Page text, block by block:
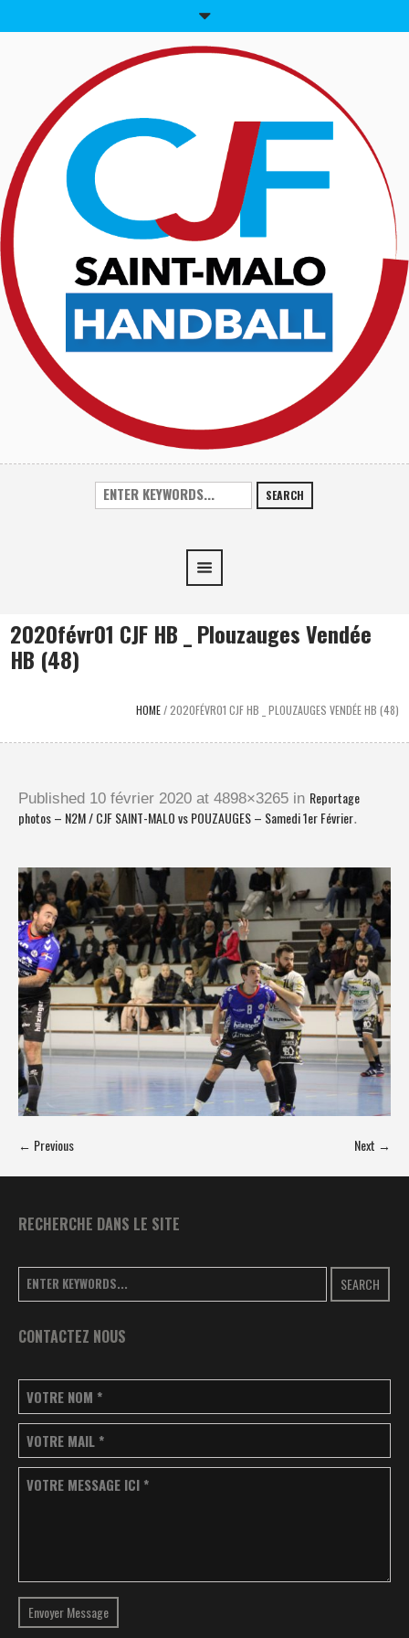
SEARCH
2020févr01 CJF HB _ Plouzauges Vendée
HB (48)
HOME/2020FÉVR01 CJF HB _ PLOUZAUGES VENDÉE HB (48)
Published 10 février 2020 at 4898×3265 in Reportage
photos – N2M / CJF SAINT-MALO vs POUZAUGES – Samedi 1er Février.
← Previous Next →
RECHERCHE DANS LE SITE
SEARCH
CONTACTEZ NOUS
VOTRE NOM *
VOTRE MAIL *
VOTRE MESSAGE ICI *
Envoyer Message